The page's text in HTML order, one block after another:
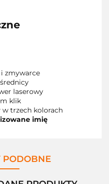
zmywarce
laserowy
klik
w trzech kolorach
imię
PODOBNE